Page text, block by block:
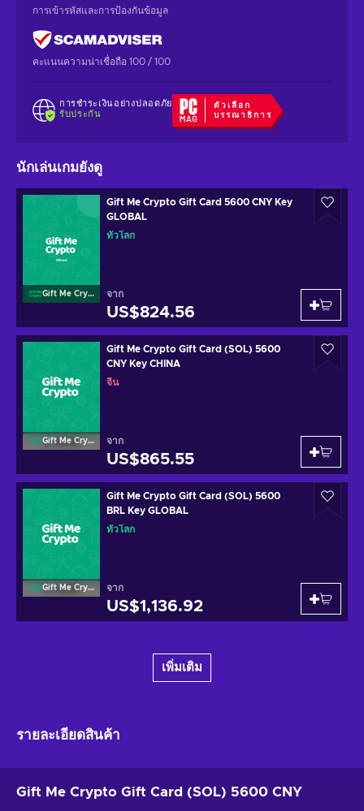
การเข้ารหัสและการป้องกันข้อมูล
คะแนนความน่าเชื่อถือ 100 / 100
การชำระเงินอย่างปลอดภัย
รับประกัน
ตัวเลือก
บรรณาธิการ
นักเล่นเกมยังดู
Gift Me Crypto
Gift Me Crypto Gift Card 5600 CNY Key
GLOBAL
ทั่วโลก
จาก
US$824.56
Gift Me Crypto
Gift Me Crypto Gift Card (SOL) 5600
CNY Key CHINA
จีน
จาก
US$865.55
Gift Me Crypto
Gift Me Crypto Gift Card (SOL) 5600
BRL Key GLOBAL
ทั่วโลก
จาก
US$1,136.92
เพิ่มเติม
รายละเอียดสินค้า
Gift Me Crypto Gift Card (SOL) 5600 CNY